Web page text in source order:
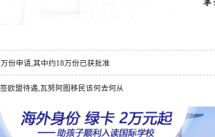
份申请,其中约18万份已获批准
欧盟待遇,瓦努阿图移民该何去何从